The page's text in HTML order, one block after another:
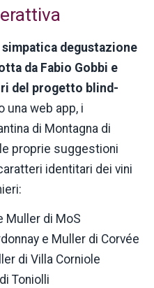
simpatica degustazione
da Fabio Gobbi e
del progetto blind-
una web app, i
di Montagna di
proprie suggestioni
identitari dei vini
Muller di MoS
e Muller di Corvée
di Villa Corniole
Toniolli